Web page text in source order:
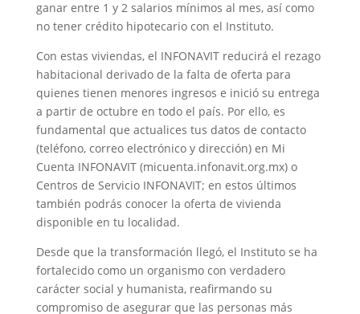
ganar entre 1 y 2 salarios mínimos al mes, así como
no tener crédito hipotecario con el Instituto.
Con estas viviendas, el INFONAVIT reducirá el rezago
habitacional derivado de la falta de oferta para
quienes tienen menores ingresos e inició su entrega
a partir de octubre en todo el país. Por ello, es
fundamental que actualices tus datos de contacto
(teléfono, correo electrónico y dirección) en Mi
Cuenta INFONAVIT (micuenta.infonavit.org.mx) o
Centros de Servicio INFONAVIT; en estos últimos
también podrás conocer la oferta de vivienda
disponible en tu localidad.
Desde que la transformación llegó, el Instituto se ha
fortalecido como un organismo con verdadero
carácter social y humanista, reafirmando su
compromiso de asegurar que las personas más